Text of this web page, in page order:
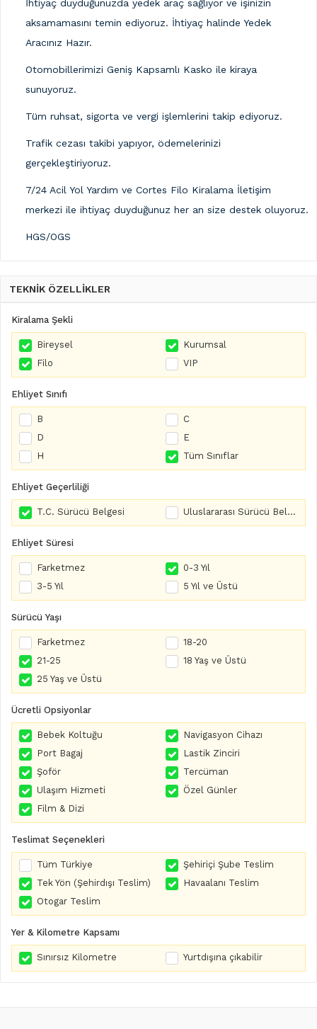
İhtiyaç duyduğunuzda yedek araç sağlıyor ve işinizin
aksamamasını temin ediyoruz. İhtiyaç halinde Yedek
Aracınız Hazır.
Otomobillerimizi Geniş Kapsamlı Kasko ile kiraya
sunuyoruz.
Tüm ruhsat, sigorta ve vergi işlemlerini takip ediyoruz.
Trafik cezası takibi yapıyor, ödemelerinizi
gerçekleştiriyoruz.
7/24 Acil Yol Yardım ve Cortes Filo Kiralama İletişim
merkezi ile ihtiyaç duyduğunuz her an size destek oluyoruz.
HGS/OGS
TEKNİK ÖZELLİKLER
Kiralama Şekli
Bireysel
Kurumsal
Filo
VIP
Ehliyet Sınıfı
B
C
D
E
H
Tüm Sınıflar
Ehliyet Geçerliliği
T.C. Sürücü Belgesi Uluslararası Sürücü Belgesi
Ehliyet Süresi
Farketmez
0-3 Yıl
3-5 Yıl
5 Yıl ve Üstü
Sürücü Yaşı
Farketmez
18-20
21-25
18 Yaş ve Üstü
25 Yaş ve Üstü
Ücretli Opsiyonlar
Bebek Koltuğu
Navigasyon Cihazı
Port Bagaj
Lastik Zinciri
Şoför
Tercüman
Ulaşım Hizmeti
Özel Günler
Film & Dizi
Teslimat Seçenekleri
Tüm Türkiye
Şehiriçi Şube Teslim
Tek Yön (Şehirdışı Teslim)
Havaalanı Teslim
Otogar Teslim
Yer & Kilometre Kapsamı
Sınırsız Kilometre Yurtdışına çıkabilir